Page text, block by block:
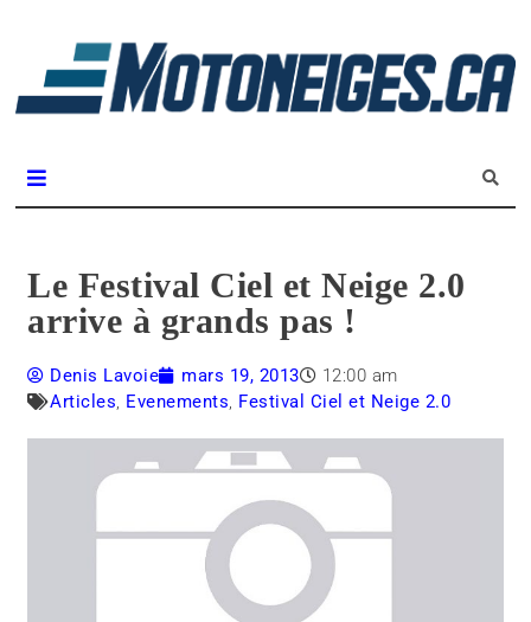
Le Festival Ciel et Neige 2.0
arrive à grands pas !
Denis Lavoie mars 19, 2013
12:00 am
Articles, Evenements, Festival Ciel et Neige 2.0